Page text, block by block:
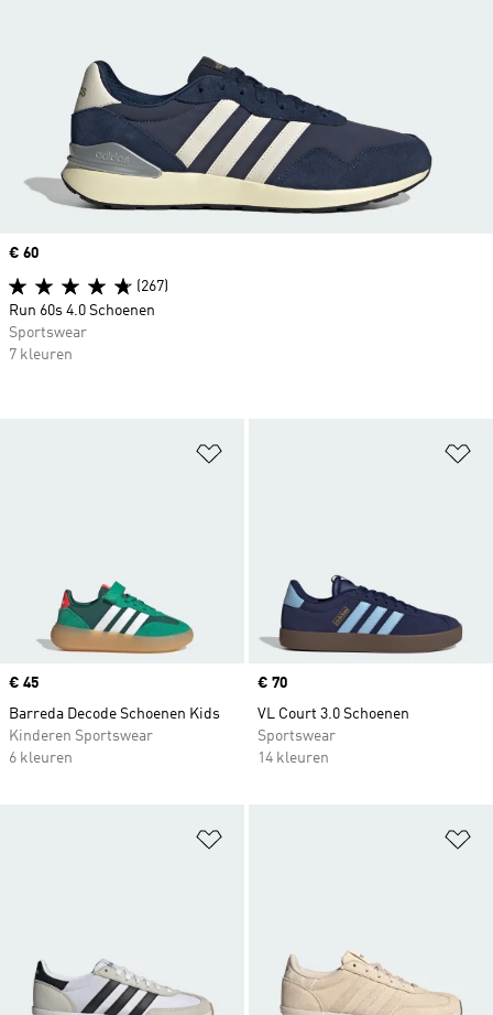
Price
€ 45
Barreda Decode Schoenen Kids
Kinderen Sportswear
6 kleuren
Price
€ 70
VL Court 3.0 Schoenen
Sportswear
14 kleuren
Price
€ 60
(267)
Run 60s 4.0 Schoenen
Sportswear
7 kleuren